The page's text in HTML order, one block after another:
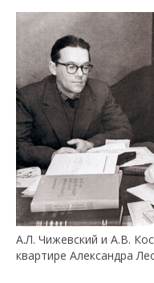
А.Л. Чижевский и А.В.
квартире Александра